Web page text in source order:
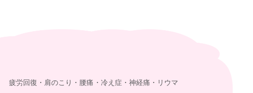
疲労回復・肩のこり・腰痛・冷え症・神経痛・リウマ